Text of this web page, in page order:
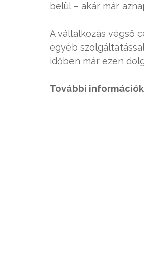
belül – akár már
A vállalkozás végső
egyéb
időben már ezen
További információk